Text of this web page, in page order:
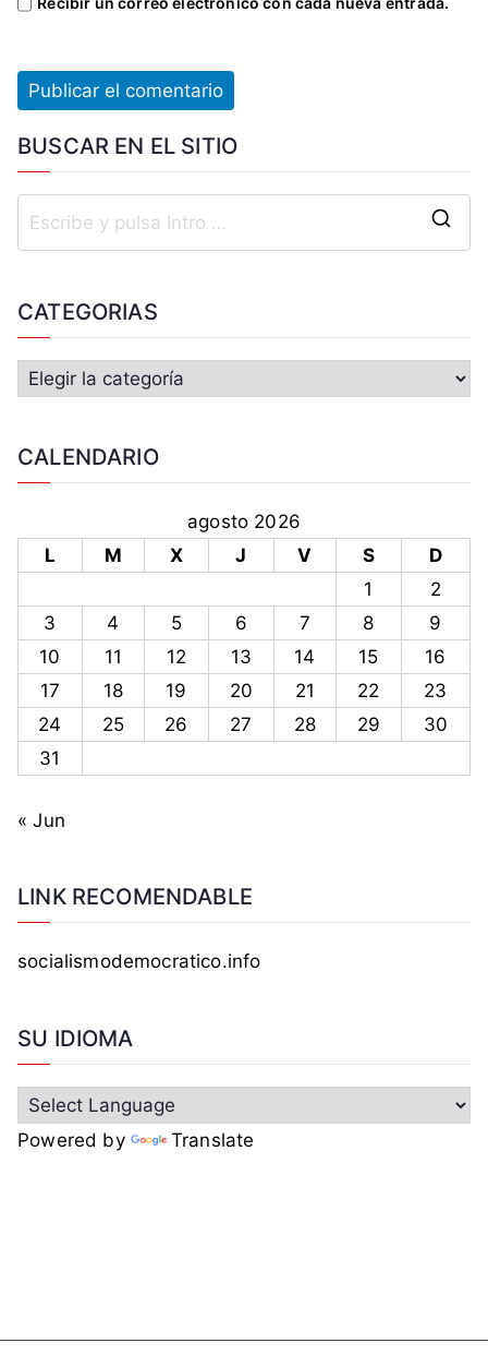
BUSCAR EN EL SITIO
CATEGORIAS
CALENDARIO
agosto 2026
L
M X J V S
D
1
2
3
4 5 6 7 8
9
10
11 12 13 14 15
16
17
18 19 20 21 22
23
24
25 26 27 28 29
30
31
« Jun
LINK RECOMENDABLE
socialismodemocratico.info
SU IDIOMA
Powered by Translate